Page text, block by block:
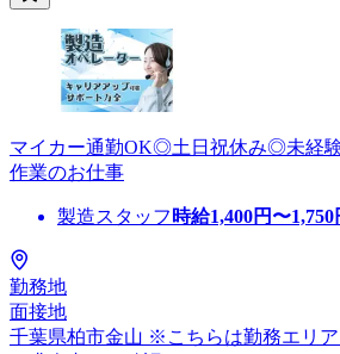
マイカー通勤OK◎土日祝休み◎未経
作業のお仕事
製造スタッフ 時給1,400円〜1,750
勤務地
面接地
千葉県柏市金山 ※こちらは勤務エリア